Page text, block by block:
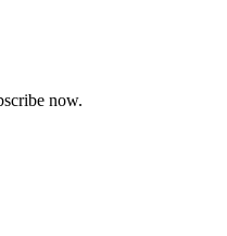
now.